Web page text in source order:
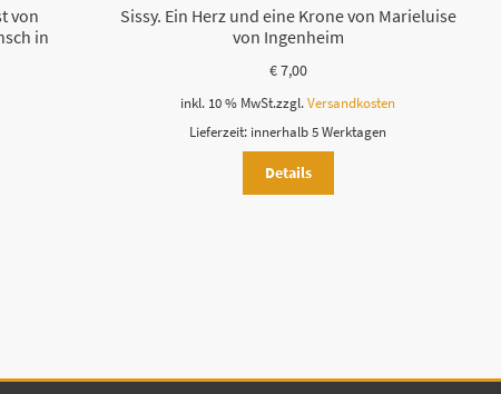
von
in
Sissy. Ein Herz und eine Krone von Marieluise
von Ingenheim
€7,00
inkl. 10 % MwSt.zzgl.Versandkosten
Lieferzeit: innerhalb 5 Werktagen
Details